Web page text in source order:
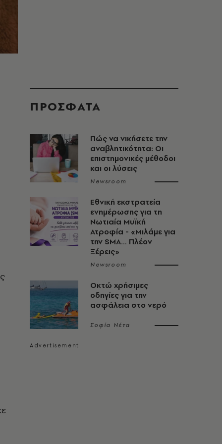
ΠΡΟΣΦΑΤΑ
Πώς να νικήσετε την
αναβλητικότητα: Οι
επιστημονικές μέθοδοι
και οι λύσεις
Newsroom
Εθνική εκστρατεία
ενημέρωσης για τη
Νωτιαία Μυϊκή
Ατροφία - «Μιλάμε για
την SMA… Πλέον
Ξέρεις»
Newsroom
Οκτώ χρήσιμες
οδηγίες για την
ασφάλεια στο νερό
Σοφία Νέτα